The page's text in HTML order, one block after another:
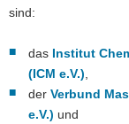
sind:
das Institut
(ICM e.V.)
der Verbund
e.V.) und